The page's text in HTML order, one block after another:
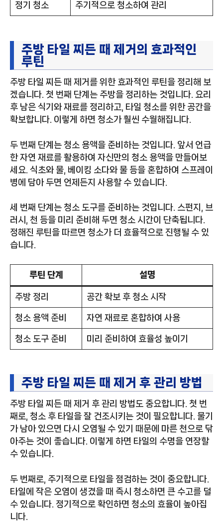
정기 청소 주기적으로 청소하여 관리
주방 타일 찌든 때 제거의 효과적인
루틴
주방 타일 찌든 때 제거를 위한 효과적인 루틴을 정리해 보
겠습니다. 첫 번째 단계는 주방을 정리하는 것입니다. 요리
후 남은 식기와 재료를 정리하고, 타일 청소를 위한 공간을
확보합니다. 이렇게 하면 청소가 훨씬 수월해집니다.
두 번째 단계는 청소 용액을 준비하는 것입니다. 앞서 언급
한 자연 재료를 활용하여 자신만의 청소 용액을 만들어보
세요. 식초와 물, 베이킹 소다와 물 등을 혼합하여 스프레이
병에 담아 두면 언제든지 사용할 수 있습니다.
세 번째 단계는 청소 도구를 준비하는 것입니다. 스펀지, 브
러시, 천 등을 미리 준비해 두면 청소 시간이 단축됩니다.
정해진 루틴을 따르면 청소가 더 효율적으로 진행될 수 있
습니다.
루틴 단계 설명
주방 정리 공간 확보 후 청소 시작
청소 용액 준비 자연 재료로 혼합하여 사용
청소 도구 준비 미리 준비하여 효율성 높이기
주방 타일 찌든 때 제거 후 관리 방법
주방 타일 찌든 때 제거 후 관리 방법도 중요합니다. 첫 번
째로, 청소 후 타일을 잘 건조시키는 것이 필요합니다. 물기
가 남아 있으면 다시 오염될 수 있기 때문에 마른 천으로 닦
아주는 것이 좋습니다. 이렇게 하면 타일의 수명을 연장할
수 있습니다.
두 번째로, 주기적으로 타일을 점검하는 것이 중요합니다.
타일에 작은 오염이 생겼을 때 즉시 청소하면 큰 수고를 덜
수 있습니다. 정기적으로 확인하면 청소의 효율이 높아집
니다.